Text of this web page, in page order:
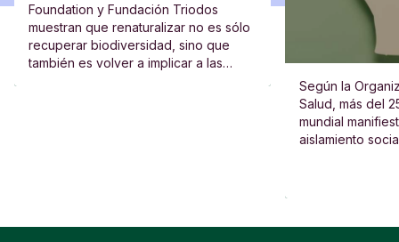
Foundation y Fundación Triodos
muestran que renaturalizar no es sólo
recuperar biodiversidad, sino que
también es volver a implicar a las
Según la
Salud, más del
mundial
aislamiento